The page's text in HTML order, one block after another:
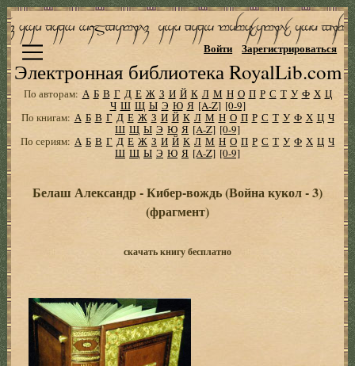
Электронная библиотека RoyalLib.com
Войти Зарегистрироваться
По авторам: А Б В Г Д Е Ж З И Й К Л М Н О П Р С Т У Ф Х Ц
Ч Ш Щ Ы Э Ю Я [A-Z] [0-9]
По книгам: А Б В Г Д Е Ж З И Й К Л М Н О П Р С Т У Ф Х Ц Ч
Ш Щ Ы Э Ю Я [A-Z] [0-9]
По сериям: А Б В Г Д Е Ж З И Й К Л М Н О П Р С Т У Ф Х Ц Ч
Ш Щ Ы Э Ю Я [A-Z] [0-9]
Белаш Александр - Кибер-вождь (Война кукол - 3)
(фрагмент)
скачать книгу бесплатно